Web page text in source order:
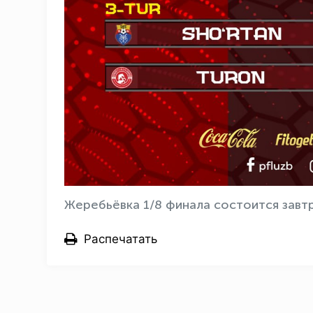
Жеребьёвка 1/8 финала состоится
Распечатать